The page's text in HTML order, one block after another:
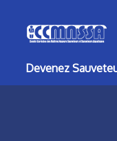
Devenez